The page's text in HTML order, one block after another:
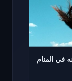
في المنام